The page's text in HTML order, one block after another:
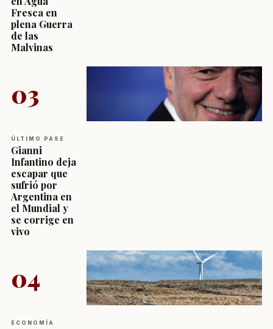
Fresca en
plena Guerra
de las
Malvinas
03
ÚLTIMO PASE
Gianni
Infantino deja
escapar que
sufrió por
Argentina en
el Mundial y
se corrige en
vivo
04
ECONOMÍA